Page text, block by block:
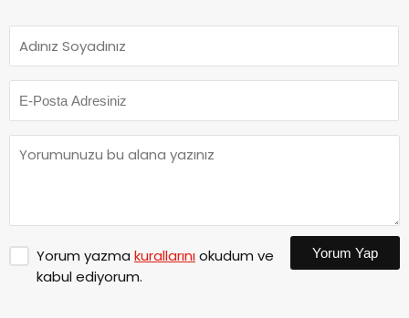
Yorum yazma kurallarınıokudum ve
kabul ediyorum.
Yorum Yap